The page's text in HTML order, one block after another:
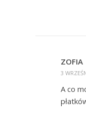
ZOFIA
3
A co